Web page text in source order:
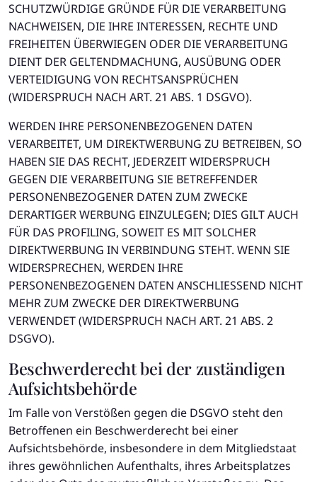
SCHUTZWÜRDIGE GRÜNDE FÜR DIE VERARBEITUNG
NACHWEISEN, DIE IHRE INTERESSEN, RECHTE UND
FREIHEITEN ÜBERWIEGEN ODER DIE VERARBEITUNG
DIENT DER GELTENDMACHUNG, AUSÜBUNG ODER
VERTEIDIGUNG VON RECHTSANSPRÜCHEN
(WIDERSPRUCH NACH ART. 21 ABS. 1 DSGVO).
WERDEN IHRE PERSONENBEZOGENEN DATEN
VERARBEITET, UM DIREKTWERBUNG ZU BETREIBEN, SO
HABEN SIE DAS RECHT, JEDERZEIT WIDERSPRUCH
GEGEN DIE VERARBEITUNG SIE BETREFFENDER
PERSONENBEZOGENER DATEN ZUM ZWECKE
DERARTIGER WERBUNG EINZULEGEN; DIES GILT AUCH
FÜR DAS PROFILING, SOWEIT ES MIT SOLCHER
DIREKTWERBUNG IN VERBINDUNG STEHT. WENN SIE
WIDERSPRECHEN, WERDEN IHRE
PERSONENBEZOGENEN DATEN ANSCHLIESSEND NICHT
MEHR ZUM ZWECKE DER DIREKTWERBUNG
VERWENDET (WIDERSPRUCH NACH ART. 21 ABS. 2
DSGVO).
Beschwerde­recht bei der zuständigen
Aufsichts­behörde
Im Falle von Verstößen gegen die DSGVO steht den
Betroffenen ein Beschwerderecht bei einer
Aufsichtsbehörde, insbesondere in dem Mitgliedstaat
ihres gewöhnlichen Aufenthalts, ihres Arbeitsplatzes